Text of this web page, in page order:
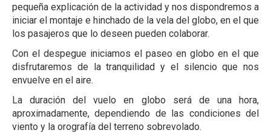
pequeña explicación de la actividad y nos dispondremos a
iniciar el montaje e hinchado de la vela del globo, en el que
los pasajeros que lo deseen pueden colaborar.
Con el despegue iniciamos el paseo en globo en el que
disfrutaremos de la tranquilidad y el silencio que nos
envuelve en el aire.
La duración del vuelo en globo será de una hora,
aproximadamente, dependiendo de las condiciones del
viento y la orografía del terreno sobrevolado.